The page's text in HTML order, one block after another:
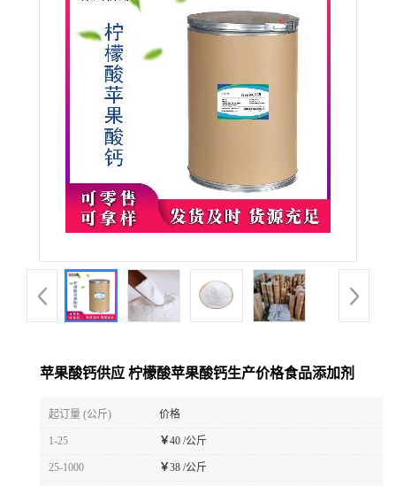
苹果酸钙供应 柠檬酸苹果酸钙生产价格食品添加剂
起订量 (公斤) 价格
1-25 ￥40 /公斤
25-1000 ￥38 /公斤